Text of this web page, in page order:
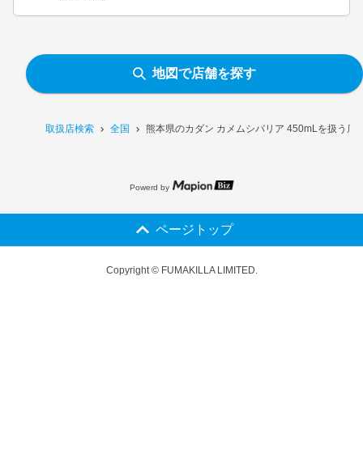
取扱店検索 全国 熊本県のカダン カメムシバリア 450mLを扱う店
地図で店舗を探す
Powerd by
ページトップ
Copyright © FUMAKILLA LIMITED.